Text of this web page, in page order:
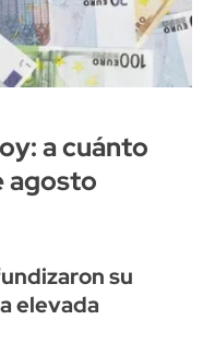
a cuánto
agosto
su
elevada